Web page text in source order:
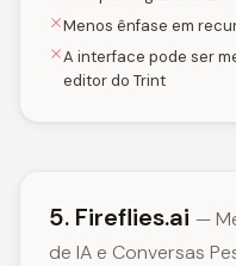
Menos ênfase em
A interface pode ser
editor do Trint
5. Fireflies.ai —
de IA e Conversas